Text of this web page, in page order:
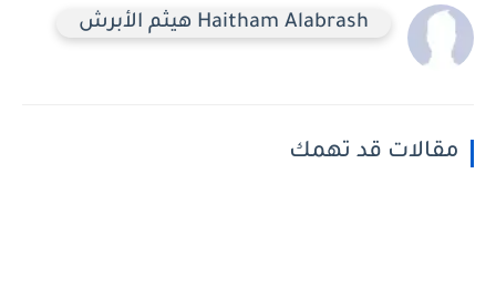
Haitham Alabrash هيثم الأبرش
مقالات قد تهمك